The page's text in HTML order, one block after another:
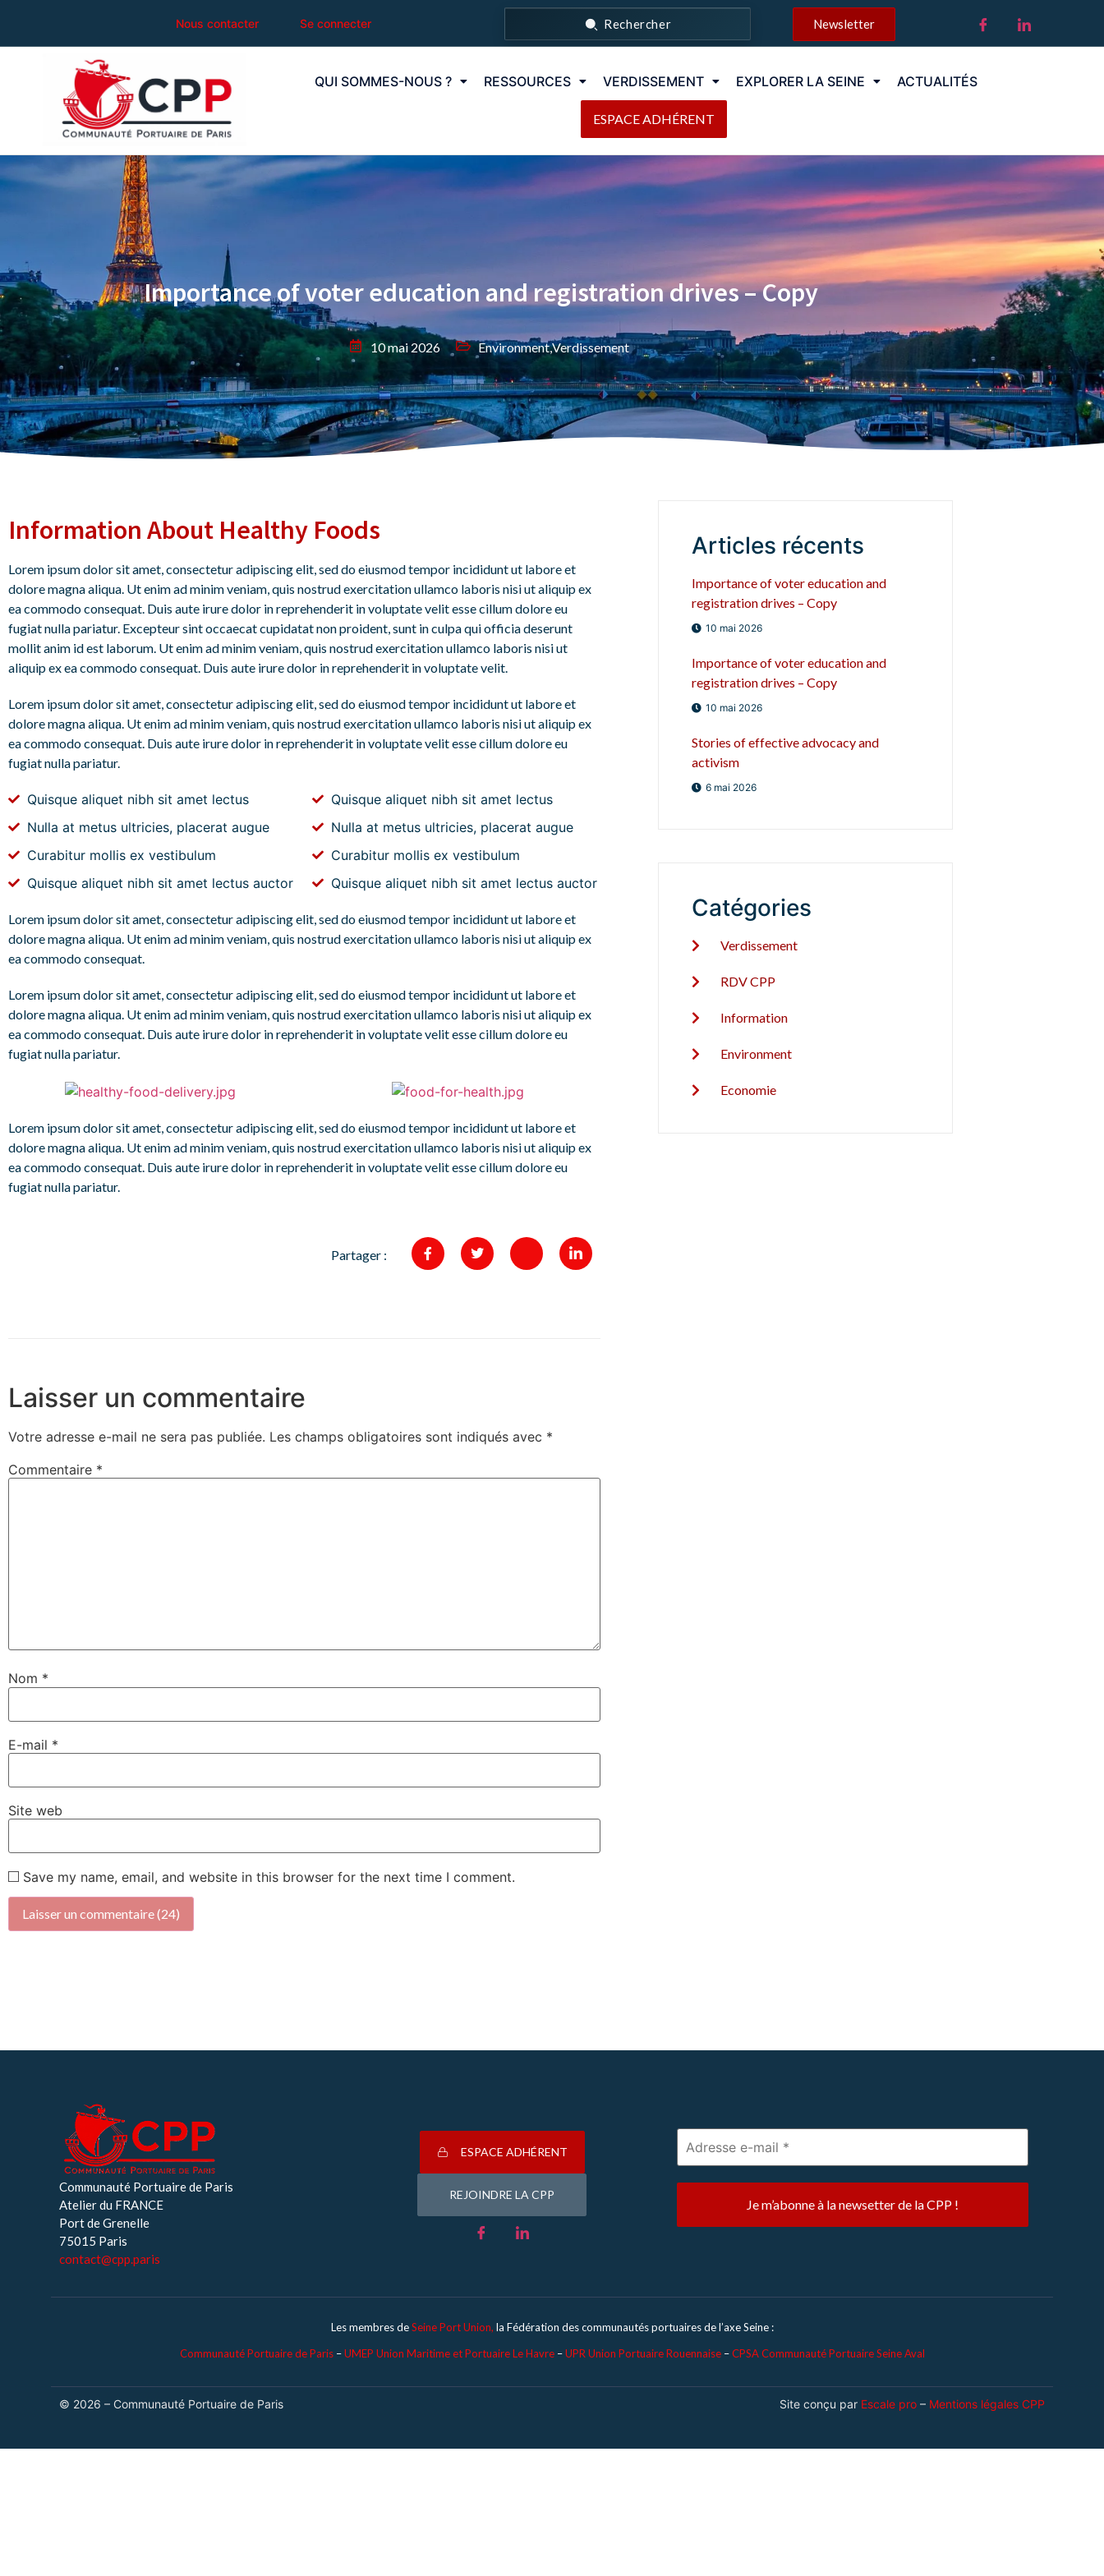
Nous contacter Se connecter Rechercher Newsletter
QUI SOMMES-NOUS ? RESSOURCES VERDISSEMENT EXPLORER LA SEINE ACTUALITÉS
ESPACE ADHÉRENT
Importance of voter education and registration drives – Copy
10 mai 2026 Environment,Verdissement
Information About Healthy Foods
Lorem ipsum dolor sit amet, consectetur adipiscing elit, sed do eiusmod tempor incididunt ut labore et
dolore magna aliqua. Ut enim ad minim veniam, quis nostrud exercitation ullamco laboris nisi ut aliquip ex
ea commodo consequat. Duis aute irure dolor in reprehenderit in voluptate velit esse cillum dolore eu
fugiat nulla pariatur. Excepteur sint occaecat cupidatat non proident, sunt in culpa qui officia deserunt
mollit anim id est laborum. Ut enim ad minim veniam, quis nostrud exercitation ullamco laboris nisi ut
aliquip ex ea commodo consequat. Duis aute irure dolor in reprehenderit in voluptate velit.
Lorem ipsum dolor sit amet, consectetur adipiscing elit, sed do eiusmod tempor incididunt ut labore et
dolore magna aliqua. Ut enim ad minim veniam, quis nostrud exercitation ullamco laboris nisi ut aliquip ex
ea commodo consequat. Duis aute irure dolor in reprehenderit in voluptate velit esse cillum dolore eu
fugiat nulla pariatur.
Quisque aliquet nibh sit amet lectus
Nulla at metus ultricies, placerat augue
Curabitur mollis ex vestibulum
Quisque aliquet nibh sit amet lectus auctor
Quisque aliquet nibh sit amet lectus
Nulla at metus ultricies, placerat augue
Curabitur mollis ex vestibulum
Quisque aliquet nibh sit amet lectus auctor
Lorem ipsum dolor sit amet, consectetur adipiscing elit, sed do eiusmod tempor incididunt ut labore et
dolore magna aliqua. Ut enim ad minim veniam, quis nostrud exercitation ullamco laboris nisi ut aliquip ex
ea commodo consequat.
Lorem ipsum dolor sit amet, consectetur adipiscing elit, sed do eiusmod tempor incididunt ut labore et
dolore magna aliqua. Ut enim ad minim veniam, quis nostrud exercitation ullamco laboris nisi ut aliquip ex
ea commodo consequat. Duis aute irure dolor in reprehenderit in voluptate velit esse cillum dolore eu
fugiat nulla pariatur.
Lorem ipsum dolor sit amet, consectetur adipiscing elit, sed do eiusmod tempor incididunt ut labore et
dolore magna aliqua. Ut enim ad minim veniam, quis nostrud exercitation ullamco laboris nisi ut aliquip ex
ea commodo consequat. Duis aute irure dolor in reprehenderit in voluptate velit esse cillum dolore eu
fugiat nulla pariatur.
Partager :
Laisser un commentaire
Votre adresse e-mail ne sera pas publiée. Les champs obligatoires sont indiqués avec *
Commentaire *
Nom *
E-mail *
Site web
Save my name, email, and website in this browser for the next time I comment.
Articles récents
Importance of voter education and
registration drives – Copy
10 mai 2026
Importance of voter education and
registration drives – Copy
10 mai 2026
Stories of effective advocacy and
activism
6 mai 2026
Catégories
Verdissement
RDV CPP
Information
Environment
Economie
Communauté Portuaire de Paris
Atelier du FRANCE
Port de Grenelle
75015 Paris
contact@cpp.paris
ESPACE ADHÉRENT
REJOINDRE LA CPP
Les membres deSeine Port Union, la Fédération des communautés portuaires de l’axe Seine :
Communauté Portuaire de Paris –UMEP Union Maritime et Portuaire Le Havre –UPR Union Portuaire Rouennaise–CPSA Communauté Portuaire Seine Aval
© 2026 – Communauté Portuaire de Paris Site conçu par Escale pro – Mentions légales CPP